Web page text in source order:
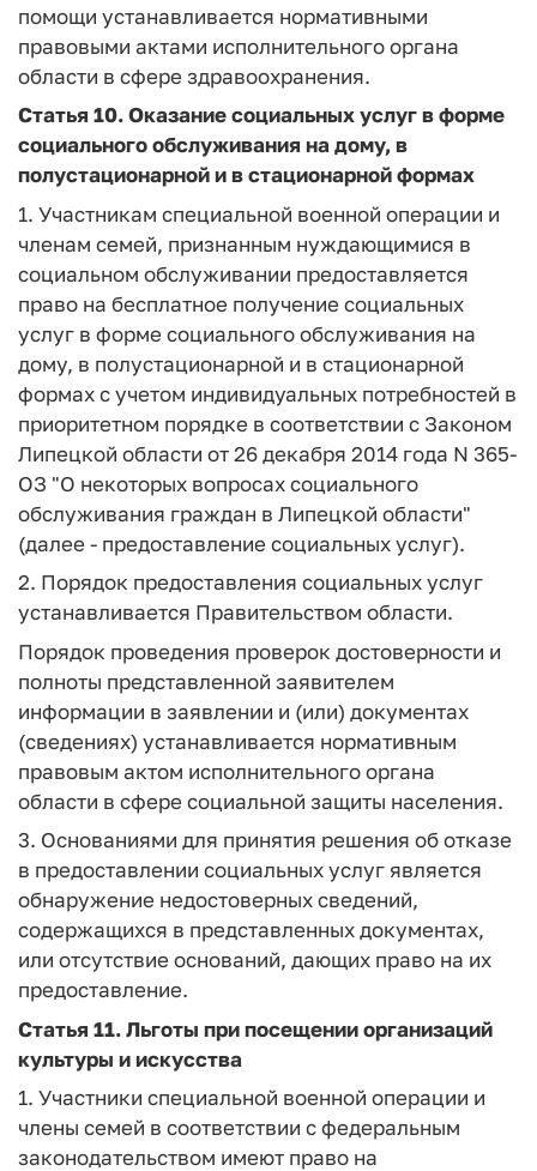
помощи устанавливается нормативными
правовыми актами исполнительного органа
области в сфере здравоохранения.
Статья 10.Оказание социальных услуг в форме
социального обслуживания на дому, в
полустационарной и в стационарной формах
1. Участникам специальной военной операции и
членам семей, признанным нуждающимися в
социальном обслуживании предоставляется
право на бесплатное получение социальных
услуг в форме социального обслуживания на
дому, в полустационарной и в стационарной
формах с учетом индивидуальных потребностей в
приоритетном порядке в соответствии с Законом
Липецкой области от 26 декабря 2014 года N 365-
ОЗ "О некоторых вопросах социального
обслуживания граждан в Липецкой области"
(далее - предоставление социальных услуг).
2. Порядок предоставления социальных услуг
устанавливается Правительством области.
Порядок проведения проверок достоверности и
полноты представленной заявителем
информации в заявлении и (или) документах
(сведениях) устанавливается нормативным
правовым актом исполнительного органа
области в сфере социальной защиты населения.
3. Основаниями для принятия решения об отказе
в предоставлении социальных услуг является
обнаружение недостоверных сведений,
содержащихся в представленных документах,
или отсутствие оснований, дающих право на их
предоставление.
Статья 11.Льготы при посещении организаций
культуры и искусства
1. Участники специальной военной операции и
члены семей в соответствии с федеральным
законодательством имеют право на